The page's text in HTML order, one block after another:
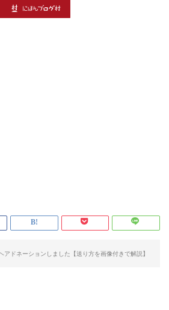
アドネーションしました【送り方を画像付きで解説】